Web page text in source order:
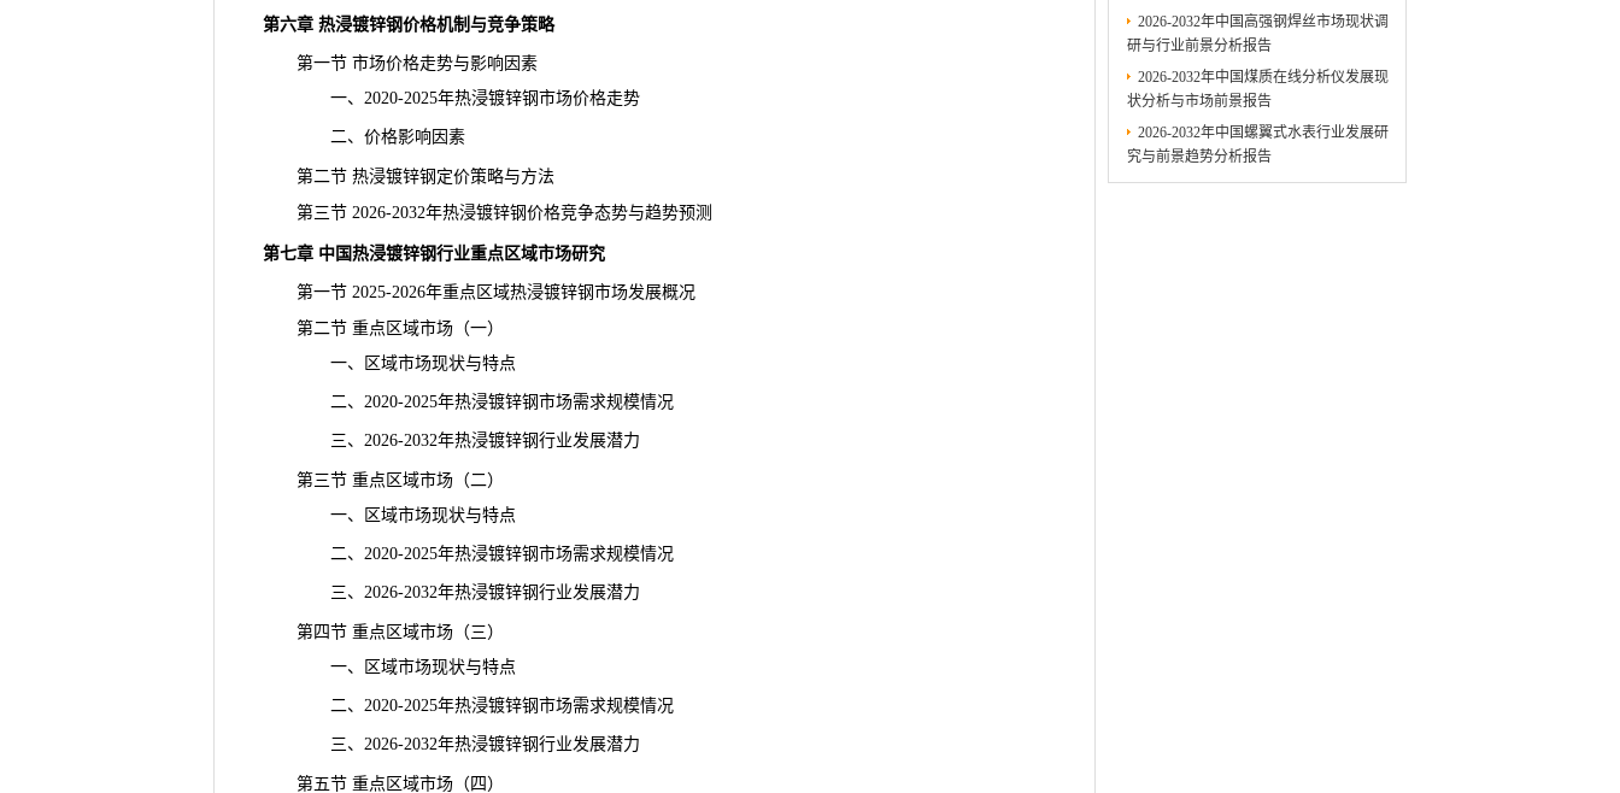
第六章 热浸镀锌钢价格机制与竞争策略
第一节 市场价格走势与影响因素
一、2020-2025年热浸镀锌钢市场价格走势
二、价格影响因素
第二节 热浸镀锌钢定价策略与方法
第三节 2026-2032年热浸镀锌钢价格竞争态势与趋势预测
第七章 中国热浸镀锌钢行业重点区域市场研究
第一节 2025-2026年重点区域热浸镀锌钢市场发展概况
第二节 重点区域市场（一）
一、区域市场现状与特点
二、2020-2025年热浸镀锌钢市场需求规模情况
三、2026-2032年热浸镀锌钢行业发展潜力
第三节 重点区域市场（二）
一、区域市场现状与特点
二、2020-2025年热浸镀锌钢市场需求规模情况
三、2026-2032年热浸镀锌钢行业发展潜力
第四节 重点区域市场（三）
一、区域市场现状与特点
二、2020-2025年热浸镀锌钢市场需求规模情况
三、2026-2032年热浸镀锌钢行业发展潜力
第五节 重点区域市场（四）
2026-2032年中国高强钢焊丝市场现状调
研与行业前景分析报告
2026-2032年中国煤质在线分析仪发展现
状分析与市场前景报告
2026-2032年中国螺翼式水表行业发展研
究与前景趋势分析报告